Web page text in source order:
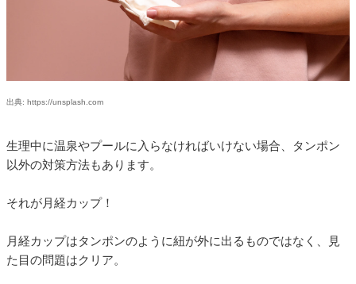
出典: https://unsplash.com
生理中に温泉やプールに入らなければいけない場合、タンポン
以外の対策方法もあります。
それが月経カップ！
月経カップはタンポンのように紐が外に出るものではなく、見
た目の問題はクリア。